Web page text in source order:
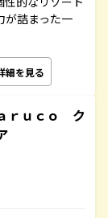
が詰まった一
細を見る
ｒｕｃｏ ク